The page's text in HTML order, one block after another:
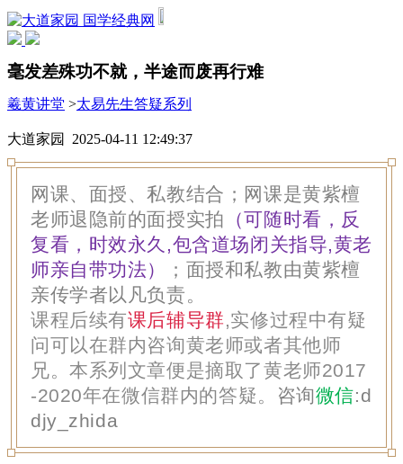
国学经典网
毫发差殊功不就，半途而废再行难
羲黄讲堂 >太易先生答疑系列
大道家园 2025-04-11 12:49:37
网课、面授、私教结合；网课是黄紫檀
老师退隐前的面授实拍 （可随时看，反
复看，时效永久,包含道场闭关指导,黄老
师亲自带功法）
；面授和私教由黄紫檀
亲传学者以凡负责。
课程后续有课后辅导群,实修过程中有疑
问可以在群内咨询黄老师或者其他师
兄。本系列文章便是摘取了黄老师2017
-2020年在微信群内的答疑。
咨询微信:d
djy_zhida